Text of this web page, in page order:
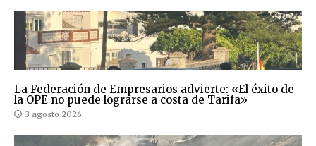
La Federación de Empresarios advierte: «El éxito de
la OPE no puede lograrse a costa de Tarifa»
3 agosto 2026